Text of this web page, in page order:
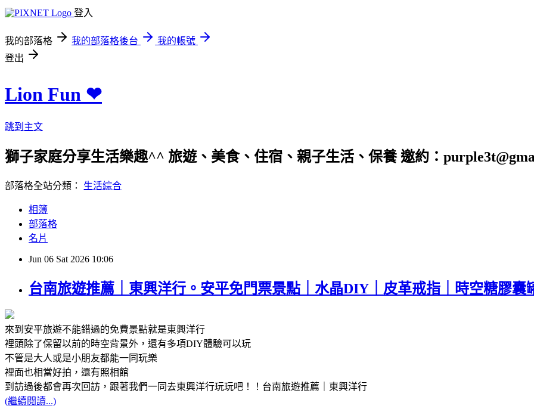
登入
我的部落格 我的部落格後台
我的帳號
登出
Lion Fun ❤
跳到主文
獅子家庭分享生活樂趣^^ 旅遊、美食、住宿、親子生活、保養 邀約：
部落格全站分類： 生活綜合
相簿
部落格
名片
Jun 06 Sat 2026 10:06
台南旅遊推薦｜東興洋行。安平免門票景點｜水晶DIY｜皮革戒指｜時空糖膠囊
來到安平旅遊不能錯過的免費景點就是東興洋行
裡頭除了保留以前的時空背景外，還有多項DIY體驗可以玩
不管是大人或是小朋友都能一同玩樂
裡面也相當好拍，還有照相館
到訪過後都會再次回訪，跟著我們一同去東興洋行玩玩吧！！台南旅遊推薦｜東興洋行
(繼續閱讀...)